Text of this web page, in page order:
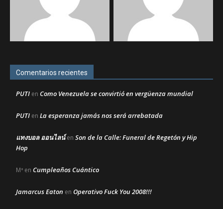
Comentarios recientes
PUTI en Como Venezuela se convirtió en vergüenza mundial
PUTI en La esperanza jamás nos será arrebatada
แทงบอล ออนไลน์en Son de la Calle: Funeral de Regetón y Hip
Hop
Mª en Cumpleaños Cuántico
Jamarcus Eaton en Operativo Fuck You 2008!!!